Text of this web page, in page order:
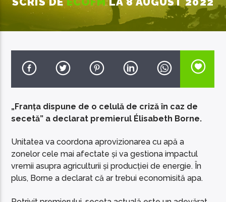
EcoFM Chisinau
„Franța dispune de o celulă de criză în caz de
secetă” a declarat premierul Élisabeth Borne.
Unitatea va coordona aprovizionarea cu apă a
zonelor cele mai afectate și va gestiona impactul
vremii asupra agriculturii și producției de energie. În
plus, Borne a declarat că ar trebui economisită apa.